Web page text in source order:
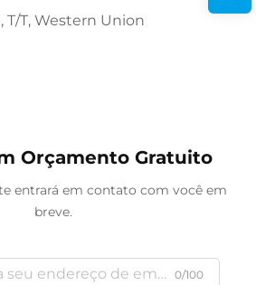
T/T, Western Union
Orçamento Gratuito
entrará em contato com você em
breve.
0/100